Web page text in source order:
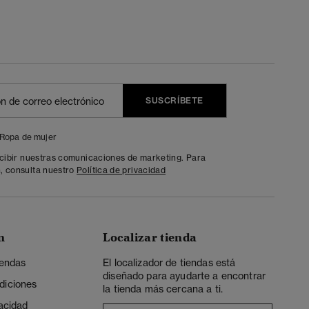
SUSCRÍBETE
de mujer
nuestras comunicaciones de marketing. Para
consulta nuestro Política de privacidad
Localizar tienda
El localizador de tiendas está
diseñado para ayudarte a encontrar
la tienda más cercana a ti.